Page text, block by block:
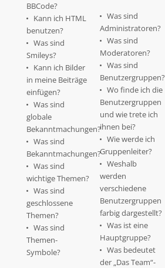
BBCode?
Kann ich HTML
benutzen?
Was sind
Smileys?
Kann ich Bilder
in meine Beiträge
einfügen?
Was sind
globale
Bekanntmachungen?
Was sind
Bekanntmachungen?
Was sind
wichtige Themen?
Was sind
geschlossene
Themen?
Was sind
Themen-
Symbole?
Was sind
Administratoren?
Was sind
Moderatoren?
Was sind
Benutzergruppen?
Wo finde ich die
Benutzergruppen
und wie trete ich
ihnen bei?
Wie werde ich
Gruppenleiter?
Weshalb
werden
verschiedene
Benutzergruppen
farbig dargestellt?
Was ist eine
Hauptgruppe?
Was bedeutet
der „Das Team“-